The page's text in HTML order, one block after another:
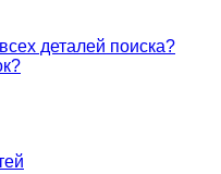
деталей поиска?